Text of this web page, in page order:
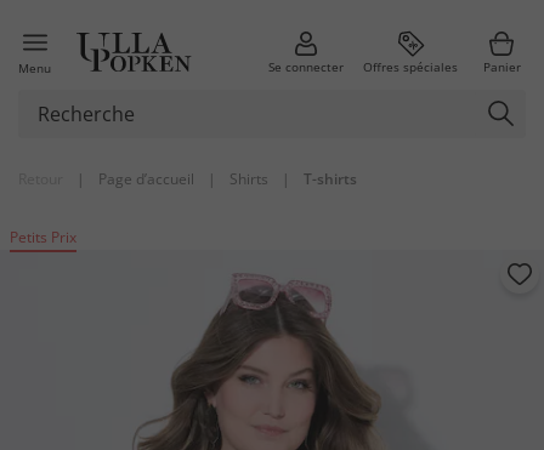
Menu Se connecter Offres spéciales Panier
| Page d’accueil | Shirts | T-shirts
Petits Prix